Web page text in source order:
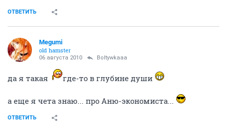
ОТВЕТИТЬ
Megumi
old hamster
06 августа 2010 Boltywkaaa
да я такая где-то в глубине души
а еще я чета знаю... про Аню-экономиста...
ОТВЕТИТЬ